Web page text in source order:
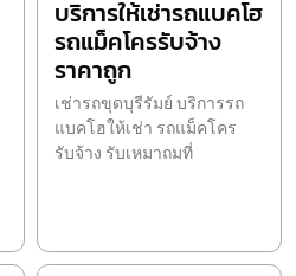
บริการให้เช่ารถแบคโฮ
รถแม็คโครรับจ้าง
ราคาถูก
เช่ารถขุดบุรีรัมย์ บริการรถ
แบคโฮให้เช่า รถแม็คโคร
รับจ้าง รับเหมาถมที่